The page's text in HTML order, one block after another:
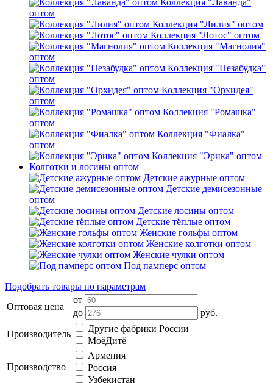
Коллекция "Лаванда"
оптом
Коллекция "Лилия" оптом
Коллекция "Лотос" оптом
Коллекция "Магнолия"
оптом
Коллекция "Незабудка"
оптом
Коллекция "Орхидея"
оптом
Коллекция "Ромашка"
оптом
Коллекция "Фиалка"
оптом
Коллекция "Эрика" оптом
Колготки и лосины оптом
Детские ажурные оптом
Детские демисезонные
оптом
Детские лосины оптом
Детские тёплые оптом
Женские гольфы оптом
Женские колготки оптом
Женские чулки оптом
Под памперс оптом
Подобрать товары по параметрам
Оптовая цена
от
до
руб.
Производитель
Другие фабрики России
МоёДитё
Производство
Армения
Россия
Узбекистан